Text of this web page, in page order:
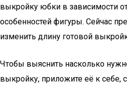
выкройку юбки в зависимости
особенностей фигуры. Сейчас
изменить длину готовой
Чтобы выяснить насколько
выкройку, приложите её к себе,